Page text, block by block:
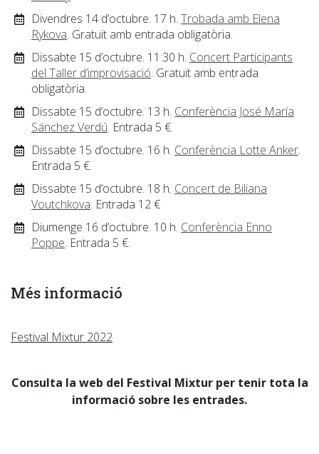
Divendres 14 d’octubre. 17 h. Trobada amb Elena
Rykova. Gratuït amb entrada obligatòria.
Dissabte 15 d’octubre. 11:30 h. Concert Participants
del Taller d’improvisació. Gratuït amb entrada
obligatòria.
Dissabte 15 d’octubre. 13 h. Conferència José María
Sánchez Verdú. Entrada 5 €.
Dissabte 15 d’octubre. 16 h. Conferència Lotte Anker.
Entrada 5 €.
Dissabte 15 d’octubre. 18 h. Concert de Biliana
Voutchkova. Entrada 12 €
Diumenge 16 d’octubre. 10 h. Conferència Enno
Poppe. Entrada 5 €.
Més informació
Festival Mixtur 2022
Consulta la web del Festival Mixtur per tenir tota la
informació sobre les entrades.